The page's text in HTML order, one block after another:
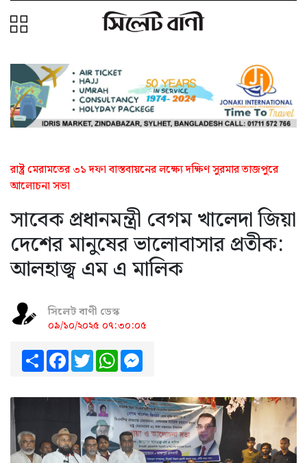
রাষ্ট্র মেরামতের ৩১ দফা বাস্তবায়নের লক্ষ্যে দক্ষিণ সুরমার তাজপুরে
আলোচনা সভা
সাবেক প্রধানমন্ত্রী বেগম খালেদা জিয়া
দেশের মানুষের ভালোবাসার প্রতীক:
আলহাজ্ব এম এ মালিক
সিলেট বাণী ডেস্ক
০৯/১০/২০২৫ ০৭:৩০:০৫
ShareFacebook
TwitterWhatsApp